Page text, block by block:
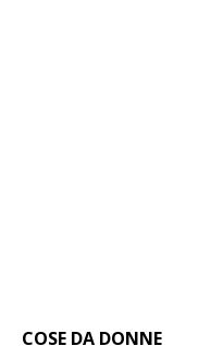
COSE DA DONNE